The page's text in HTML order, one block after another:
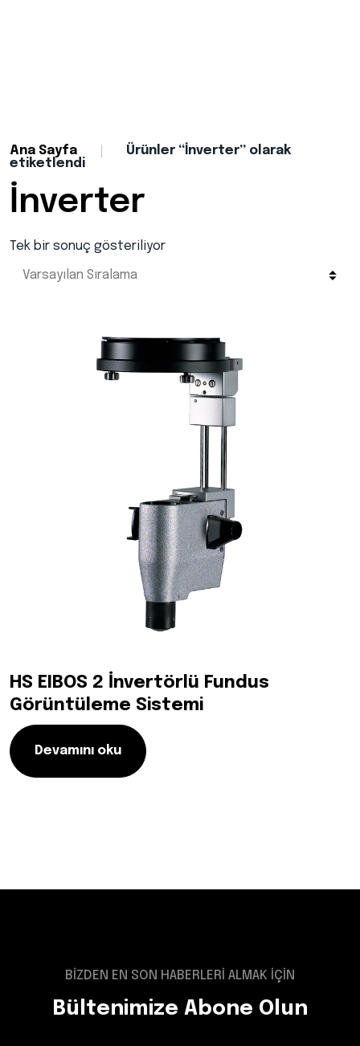
Ana Sayfa
Ürünler “İnverter” olarak
etiketlendi
İnverter
Tek bir sonuç gösteriliyor
HS EIBOS 2 İnvertörlü Fundus
Görüntüleme Sistemi
Devamını oku
BİZDEN EN SON HABERLERİ ALMAK İÇİN
Bültenimize Abone Olun